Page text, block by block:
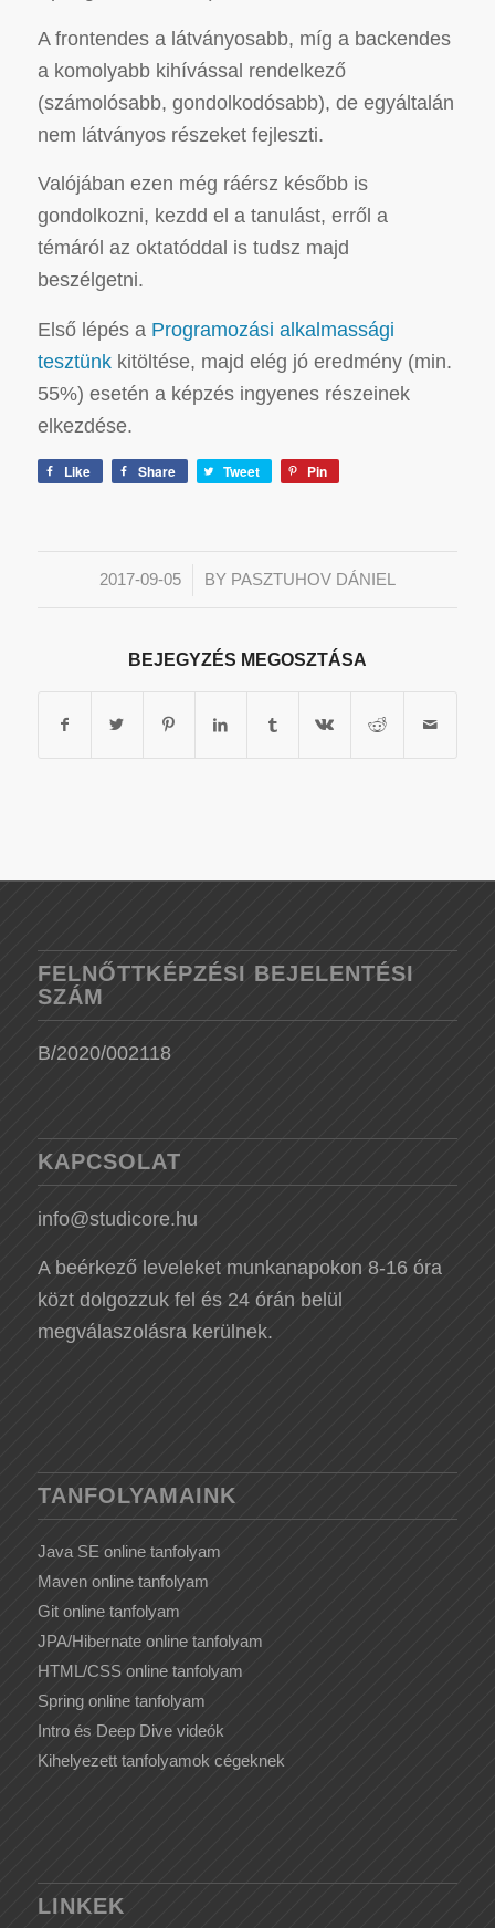
A frontendes a látványosabb, míg a backendes
a komolyabb kihívással rendelkező
(számolósabb, gondolkodósabb), de egyáltalán
nem látványos részeket fejleszti.
Valójában ezen még ráérsz később is
gondolkozni, kezdd el a tanulást, erről a
témáról az oktatóddal is tudsz majd
beszélgetni.
Első lépés a Programozási alkalmassági
tesztünkkitöltése, majd elég jó eredmény (min.
55%) esetén a képzés ingyenes részeinek
elkezdése.
Like Share Tweet Pin
2017-09-05
/ BY PASZTUHOV DÁNIEL
BEJEGYZÉS MEGOSZTÁSA
FELNŐTTKÉPZÉSI BEJELENTÉSI
SZÁM
B/2020/002118
KAPCSOLAT
info@studicore.hu
A beérkező leveleket munkanapokon 8-16 óra
közt dolgozzuk fel és 24 órán belül
megválaszolásra kerülnek.
TANFOLYAMAINK
Java SE online tanfolyam
Maven online tanfolyam
Git online tanfolyam
JPA/Hibernate online tanfolyam
HTML/CSS online tanfolyam
Spring online tanfolyam
Intro és Deep Dive videók
Kihelyezett tanfolyamok cégeknek
LINKEK